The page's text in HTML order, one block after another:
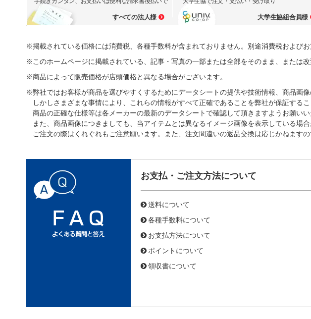
すべての法人様 大学生協組合員様
※掲載されている価格には消費税、各種手数料が含まれておりません。別途消費税および
※このホームページに掲載されている、記事・写真の一部または全部をそのまま、または
※商品によって販売価格が店頭価格と異なる場合がございます。
※弊社ではお客様が商品を選びやすくするためにデータシートの提供や技術情報、商品画像
しかしさまざまな事情により、これらの情報がすべて正確であることを弊社が保証するこ
商品の正確な仕様等は各メーカーの最新のデータシートで確認して頂きますようお願いい
また、商品画像につきましても、当アイテムとは異なるイメージ画像を表示している場合
ご注文の際はくれぐれもご注意願います。また、注文間違いの返品交換は応じかねますの
お支払・ご注文方法について
送料について
各種手数料について
お支払方法について
ポイントについて
領収書について